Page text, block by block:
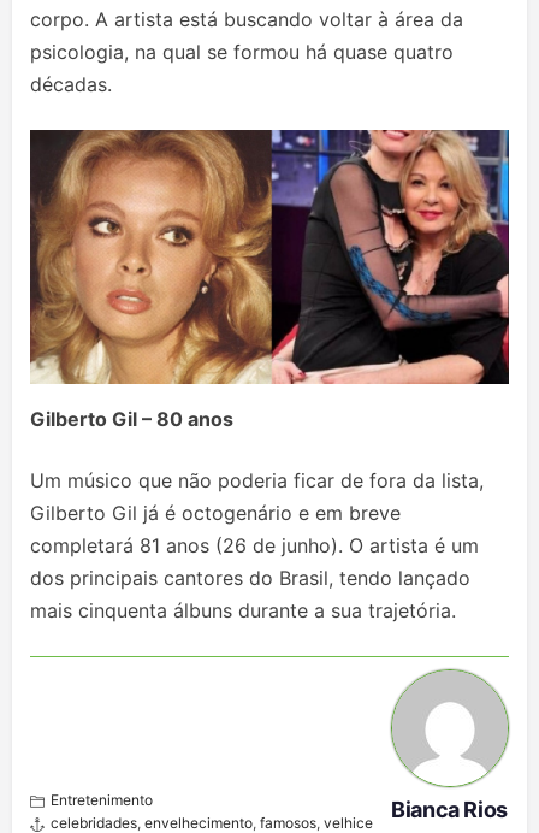
corpo. A artista está buscando voltar à área da
psicologia, na qual se formou há quase quatro
décadas.
Gilberto Gil – 80 anos
Um músico que não poderia ficar de fora da lista,
Gilberto Gil já é octogenário e em breve
completará 81 anos (26 de junho). O artista é um
dos principais cantores do Brasil, tendo lançado
mais cinquenta álbuns durante a sua trajetória.
Entretenimento
celebridades, envelhecimento, famosos, velhice
Bianca Rios